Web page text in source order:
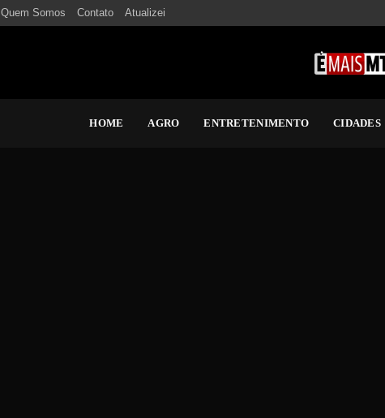
Quem Somos Contato Atualizei
HOME AGRO ENTRETENIMENTO CIDADES